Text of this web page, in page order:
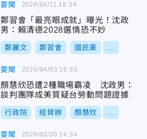
要聞
鄭習會「最亮眼成就」曝光！沈政
男：賴清德2028選情恐不妙
鄭麗文 鄭習會 國民黨
2026/04/11 18:54
要聞
顏慧欣恐遭2種職場霸凌 沈政男：
談判團隊成美質疑台勞動問題證據
行政院 經貿辦 顏慧欣
2026/04/03 19:33
要聞 2026/03/30 14:34